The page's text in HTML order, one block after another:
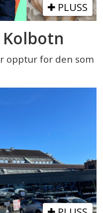
PLUSS
opptur for den som